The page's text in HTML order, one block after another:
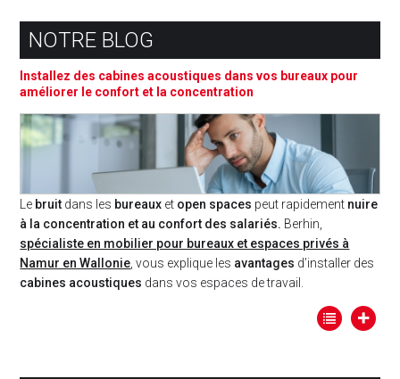
NOTRE BLOG
Installez des cabines acoustiques dans vos bureaux pour
améliorer le confort et la concentration
Le bruit dans les bureaux et open spaces peut rapidement nuire
à la concentration et au confort des salariés. Berhin,
spécialiste en mobilier pour bureaux et espaces privés à
Namur en Wallonie , vous explique les avantages d’installer des
cabines acoustiques dans vos espaces de travail.